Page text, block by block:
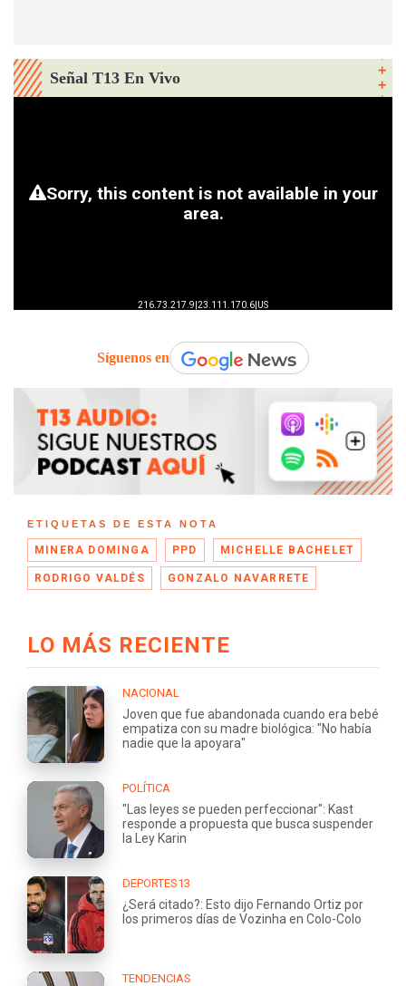
Señal T13 En Vivo
Síguenos en
ETIQUETAS DE ESTA NOTA
MINERA DOMINGA PPD MICHELLE BACHELET
RODRIGO VALDÉS GONZALO NAVARRETE
LO MÁS RECIENTE
NACIONAL
Joven que fue abandonada cuando era bebé
empatiza con su madre biológica: "No había
nadie que la apoyara"
POLÍTICA
"Las leyes se pueden perfeccionar": Kast
responde a propuesta que busca suspender
la Ley Karin
DEPORTES13
¿Será citado?: Esto dijo Fernando Ortiz por
los primeros días de Vozinha en Colo-Colo
TENDENCIAS